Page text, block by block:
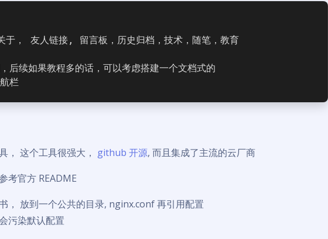
于， 友人链接, 留言板，历史归档，技术，随笔，教育
后续如果教程多的话，可以考虑搭建一个文档式的
栏
， 这个工具很强大， github 开源, 而且集成了主流的云厂商
考官方 README
， 放到一个公共的目录, nginx.conf 再引用配置
污染默认配置